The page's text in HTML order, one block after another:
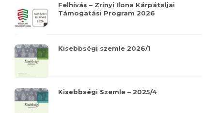
Felhívás – Zrínyi Ilona Kárpátaljai
Támogatási Program 2026
Kisebbségi szemle 2026/1
Kisebbségi Szemle – 2025/4